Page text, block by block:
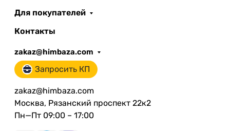
Для покупателей
Контакты
zakaz@himbaza.com
Запросить КП
zakaz@himbaza.com
Москва, Рязанский проспект 22к2
Пн—Пт 09:00 – 17:00